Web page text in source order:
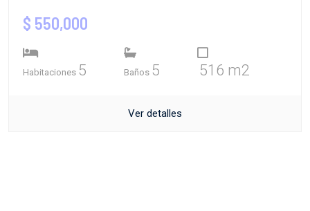
$ 550,000
Habitaciones 5 Baños 5 516 m2
Ver detalles